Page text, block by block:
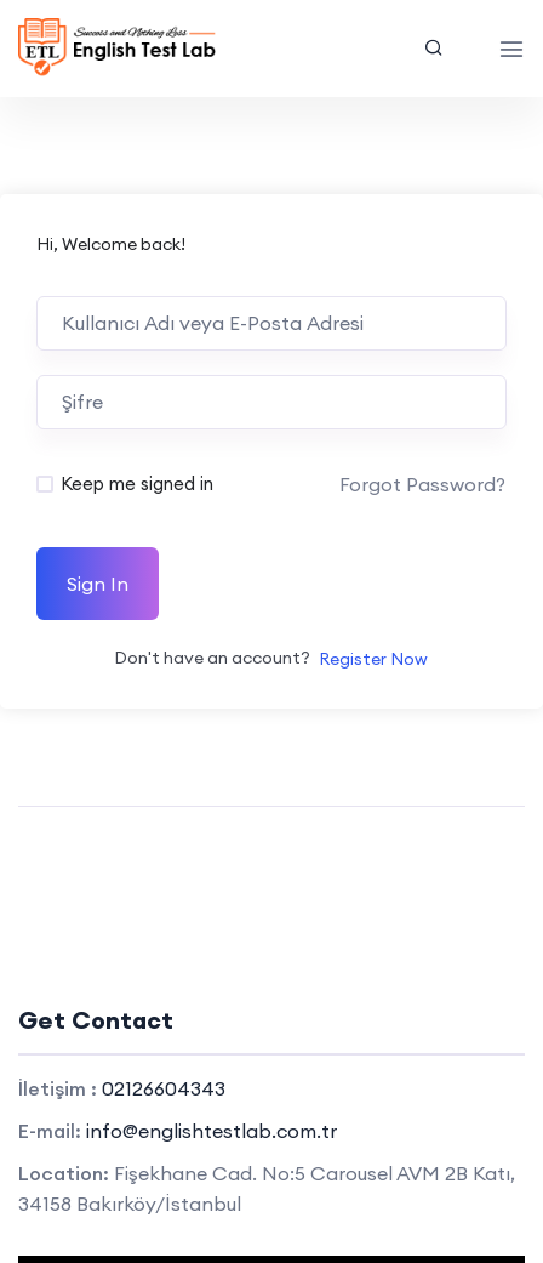
Hi, Welcome back!
Keep me signed in Forgot Password?
Sign In
Don't have an account? Register Now
Get Contact
İletişim : 02126604343
E-mail: info@englishtestlab.com.tr
Location: Fişekhane Cad. No:5 Carousel AVM 2B Katı,
34158 Bakırköy/İstanbul